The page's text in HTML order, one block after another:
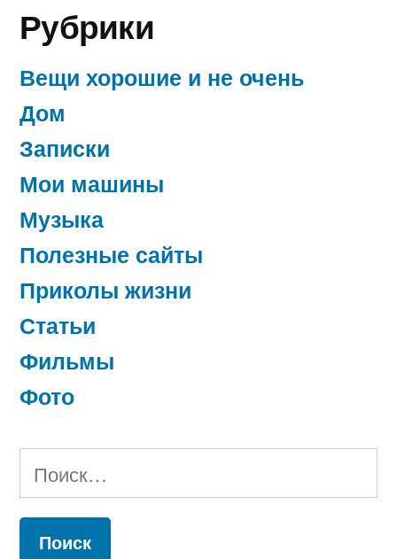
Рубрики
Вещи хорошие и не очень
Дом
Записки
Мои машины
Музыка
Полезные сайты
Приколы жизни
Статьи
Фильмы
Фото
Найти: